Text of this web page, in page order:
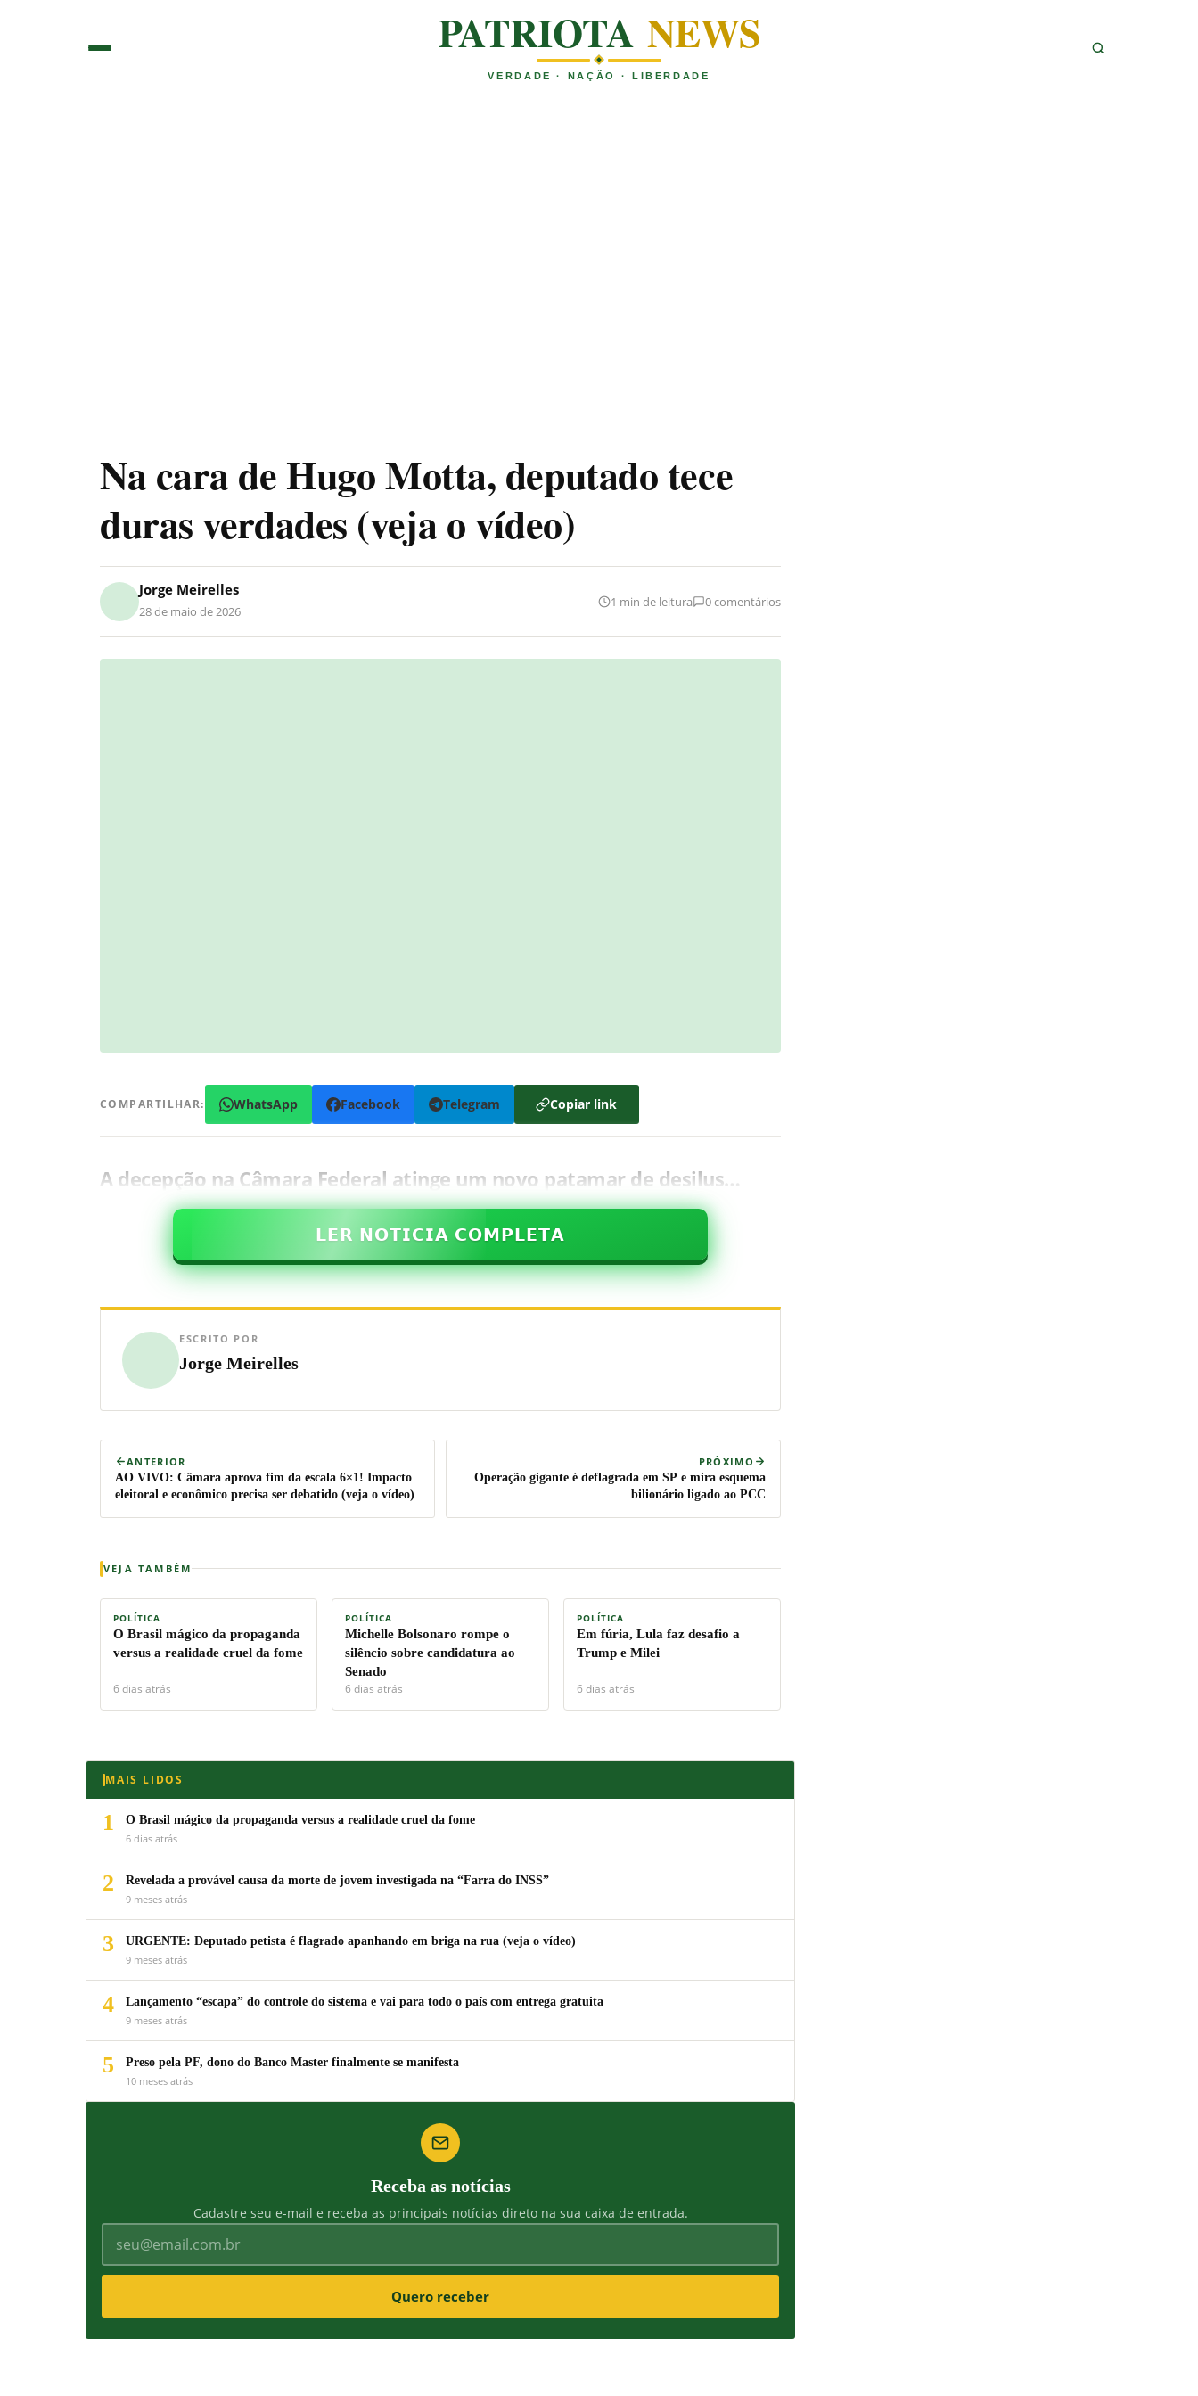
PATRIOTA NEWS
VERDADE · NAÇÃO · LIBERDADE
Na cara de Hugo Motta, deputado tece
duras verdades (veja o vídeo)
Jorge Meirelles
28 de maio de 2026
1 min de leitura 0 comentários
COMPARTILHAR: WhatsApp Facebook Telegram Copiar link
A decepção na Câmara Federal atinge um novo patamar de desilus…
𝗟𝗘𝗥 𝗡𝗢𝗧𝗜𝗖𝗜𝗔 𝗖𝗢𝗠𝗣𝗟𝗘𝗧𝗔
ESCRITO POR
Jorge Meirelles
ANTERIOR
AO VIVO: Câmara aprova fim da escala 6×1! Impacto
eleitoral e econômico precisa ser debatido (veja o vídeo)
PRÓXIMO
Operação gigante é deflagrada em SP e mira esquema
bilionário ligado ao PCC
VEJA TAMBÉM
POLÍTICA
O Brasil mágico da propaganda
versus a realidade cruel da fome
6 dias atrás
POLÍTICA
Michelle Bolsonaro rompe o
silêncio sobre candidatura ao
Senado
6 dias atrás
POLÍTICA
Em fúria, Lula faz desafio a
Trump e Milei
6 dias atrás
MAIS LIDOS
1
O Brasil mágico da propaganda versus a realidade cruel da fome
6 dias atrás
2
Revelada a provável causa da morte de jovem investigada na “Farra do INSS”
9 meses atrás
3
URGENTE: Deputado petista é flagrado apanhando em briga na rua (veja o vídeo)
9 meses atrás
4
Lançamento “escapa” do controle do sistema e vai para todo o país com entrega gratuita
9 meses atrás
5
Preso pela PF, dono do Banco Master finalmente se manifesta
10 meses atrás
Receba as notícias
Cadastre seu e-mail e receba as principais notícias direto na sua caixa de entrada.
Quero receber